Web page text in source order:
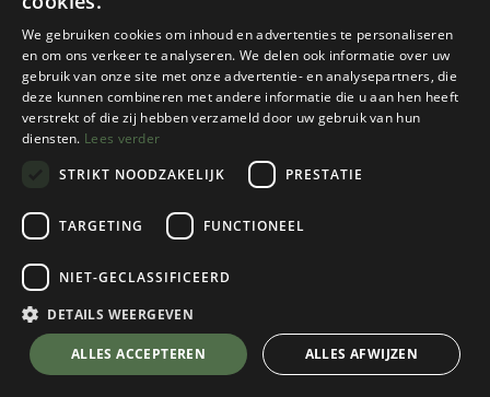
Buff
5 Panel Go Cap
Gline Black
Kies een maat
💬 Stel je vraag over dit product via WhatsApp
We gebruiken cookies om inhoud en advertenties te personaliseren
en om ons verkeer te analyseren. We delen ook informatie over uw
gebruik van onze site met onze advertentie- en analysepartners, die
deze kunnen combineren met andere informatie die u aan hen heeft
verstrekt of die zij hebben verzameld door uw gebruik van hun
diensten. Lees verder
STRIKT NOODZAKELIJK
PRESTATIE
TARGETING FUNCTIONEEL
NIET-GECLASSIFICEERD
DETAILS WEERGEVEN
ALLES ACCEPTEREN ALLES AFWIJZEN